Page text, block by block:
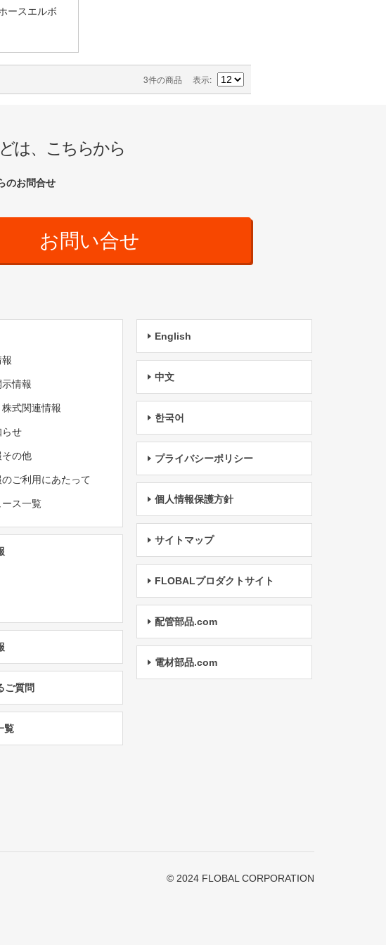
ースエルボ
3件の商品 表示
は、こちらから
のお問合せ
お問い合せ
情報
式関連情報
らせ
その他
のご利用にあたって
ース一覧
ご質問
覧
English
中文
한국어
プライバシーポリシー
個人情報保護方針
サイトマップ
FLOBALプロダクトサイト
配管部品.com
電材部品.com
© 2024 FLOBAL CORPORATION